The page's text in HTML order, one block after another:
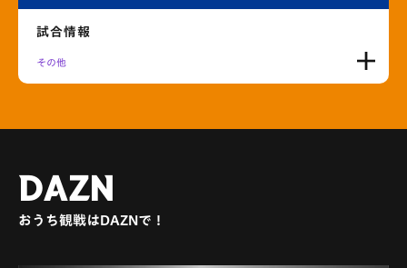
試合情報
その他
DAZN
おうち観戦はDAZNで！